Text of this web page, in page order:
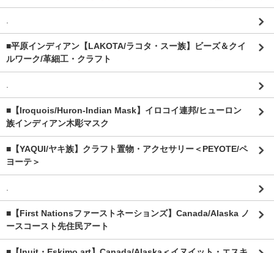
■平原インディアン【LAKOTA/ラコタ・スー族】ビーズ＆クイ
ルワーク/革細工・クラフト
■【Iroquois/Huron-Indian Mask】イロコイ連邦/ヒューロン
族インディアン木彫マスク
■【YAQUI/ヤキ族】クラフト置物・アクセサリー＜PEYOTE/ペ
ヨーテ＞
■【First Nationsファーストネーションズ】Canada/Alaska ノ
ースコースト先住民アート